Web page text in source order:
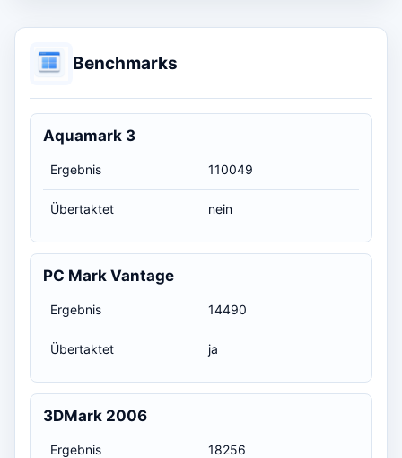
Benchmarks
Aquamark 3
Ergebnis 110049
Übertaktet nein
PC Mark Vantage
Ergebnis 14490
Übertaktet ja
3DMark 2006
Ergebnis 18256